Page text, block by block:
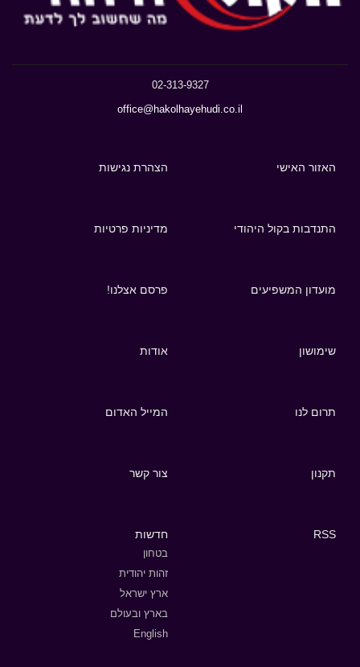
02-313-9327
office@hakolhayehudi.co.il
האזור האישי הצהרת נגישות
התנדבות בקול היהודי מדיניות פרטיות
מועדון המשפיעים פרסם אצלנו!
שימושון אודות
תרום לנו המייל האדום
תקנון צור קשר
RSS חדשות
בטחון
זהות יהודית
ארץ ישראל
בארץ ובעולם
English